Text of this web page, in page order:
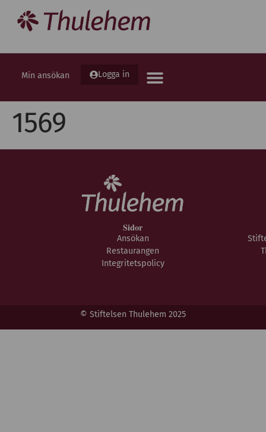
Min ansökan Logga in
1569
Sidor
Ansökan
Restaurangen
Integritetspolicy
© Stiftelsen Thulehem 2025